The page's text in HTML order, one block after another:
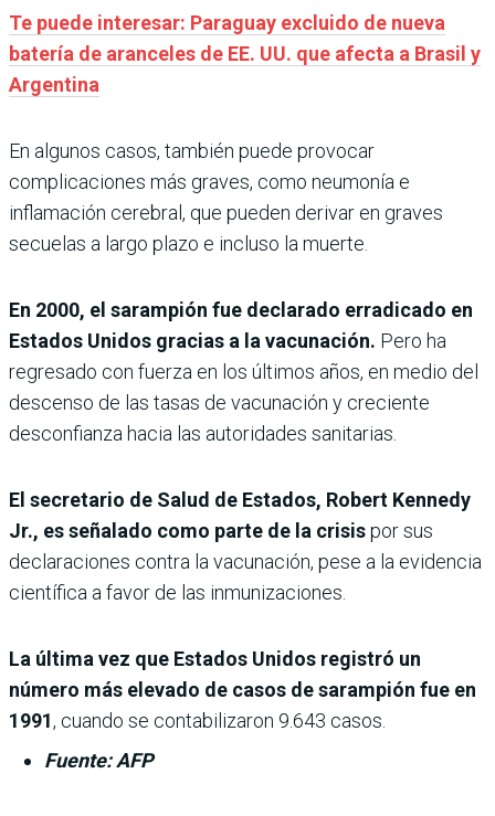
Te puede interesar: Paraguay excluido de nueva
batería de aranceles de EE. UU. que afecta a Brasil y
Argentina
En algunos casos, también puede provocar
complicaciones más graves, como neumonía e
inflamación cerebral, que pueden derivar en graves
secuelas a largo plazo e incluso la muerte.
En 2000, el sarampión fue declarado erradicado en
Estados Unidos gracias a la vacunación. Pero ha
regresado con fuerza en los últimos años, en medio del
descenso de las tasas de vacunación y creciente
desconfianza hacia las autoridades sanitarias.
El secretario de Salud de Estados, Robert Kennedy
Jr., es señalado como parte de la crisispor sus
declaraciones contra la vacunación, pese a la evidencia
científica a favor de las inmunizaciones.
La última vez que Estados Unidos registró un
número más elevado de casos de sarampión fue en
1991, cuando se contabilizaron 9.643 casos.
Fuente: AFP